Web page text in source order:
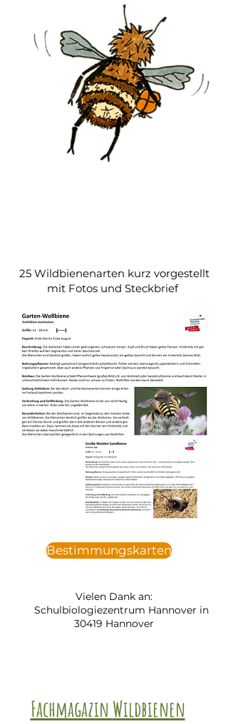
25 Wildbienenarten kurz vorgestellt
mit Fotos und Steckbrief
Bestimmungskarten
Vielen Dank an:
Schulbiologiezentrum Hannover in
30419 Hannover
FachmagazinWildbienen